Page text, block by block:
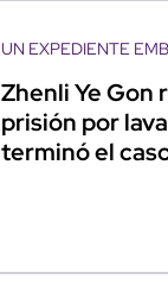
UN EXPEDIENTE
Zhenli Ye Gon
prisión por
terminó el